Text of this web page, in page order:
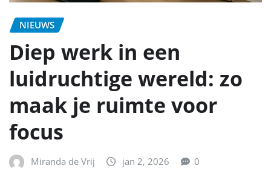
NIEUWS
Diep werk in een
luidruchtige wereld: zo
maak je ruimte voor
focus
Miranda de Vrij jan 2, 2026 0